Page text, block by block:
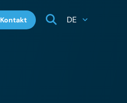
Kontakt DE